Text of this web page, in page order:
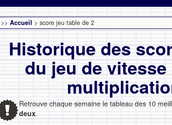
>> Accueil > score jeu table de 2
Historique des
du jeu de
Retrouve chaque semaine le tableau des 10
deux.